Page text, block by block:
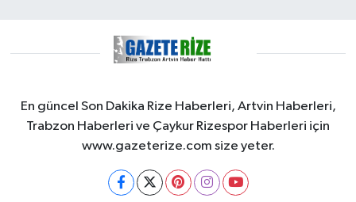
En güncel Son Dakika Rize Haberleri, Artvin Haberleri,
Trabzon Haberleri ve Çaykur Rizespor Haberleri için
www.gazeterize.com size yeter.